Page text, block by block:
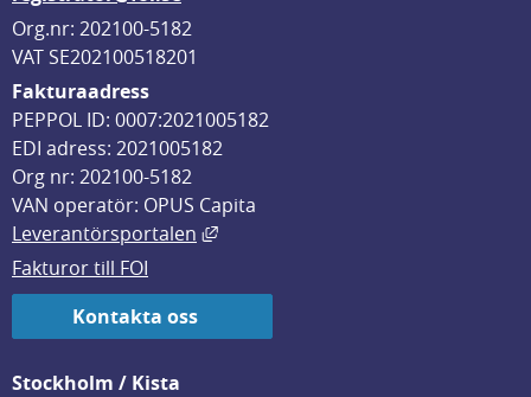
Org.nr: 202100-5182
VAT SE202100518201
Fakturaadress
PEPPOL ID: 0007:2021005182
EDI adress: 2021005182
Org nr: 202100-5182
VAN operatör: OPUS Capita
Leverantörsportalen
Länk till annan webbplats, öppnas
Fakturor till FOI
Kontakta oss
Stockholm / Kista